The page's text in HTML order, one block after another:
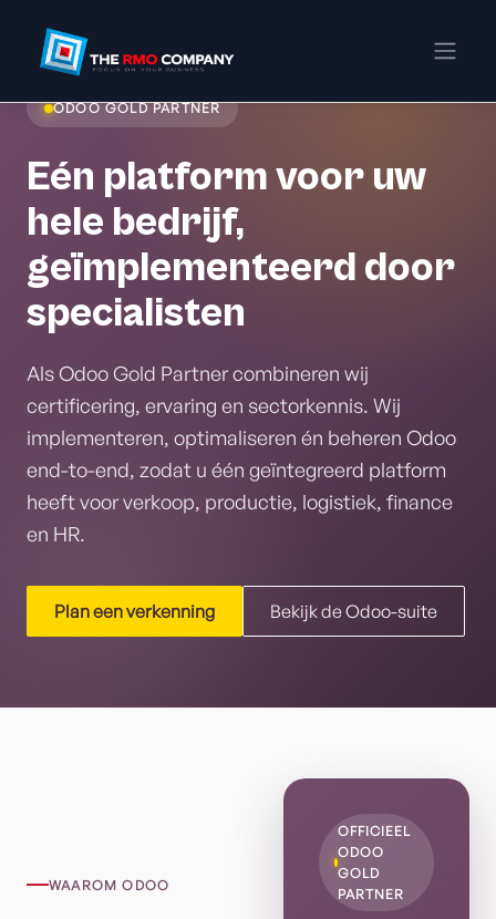
ODOO GOLD PARTNER
Eén platform voor uw
hele bedrijf,
geïmplementeerd door
specialisten
Als Odoo Gold Partner combineren wij
certificering, ervaring en sectorkennis. Wij
implementeren, optimaliseren én beheren Odoo
end-to-end, zodat u één geïntegreerd platform
heeft voor verkoop, productie, logistiek, finance
en HR.
Plan een verkenning Bekijk de Odoo-suite
WAAROM ODOO
OFFICIEEL
ODOO
GOLD
PARTNER